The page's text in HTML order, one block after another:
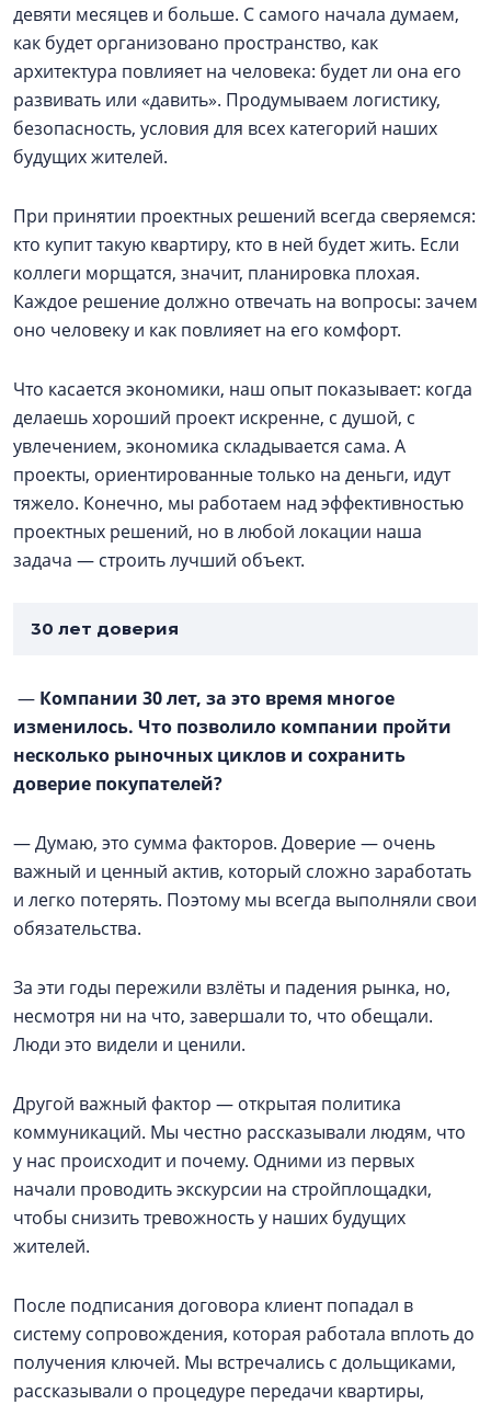
девяти месяцев и больше. С самого начала думаем,
как будет организовано пространство, как
архитектура повлияет на человека: будет ли она его
развивать или «давить». Продумываем логистику,
безопасность, условия для всех категорий наших
будущих жителей.
При принятии проектных решений всегда сверяемся:
кто купит такую квартиру, кто в ней будет жить. Если
коллеги морщатся, значит, планировка плохая.
Каждое решение должно отвечать на вопросы: зачем
оно человеку и как повлияет на его комфорт.
Что касается экономики, наш опыт показывает: когда
делаешь хороший проект искренне, с душой, с
увлечением, экономика складывается сама. А
проекты, ориентированные только на деньги, идут
тяжело. Конечно, мы работаем над эффективностью
проектных решений, но в любой локации наша
задача — строить лучший объект.
30 лет доверия
— Компании 30 лет, за это время многое
изменилось. Что позволило компании пройти
несколько рыночных циклов и сохранить
доверие покупателей?
— Думаю, это сумма факторов. Доверие — очень
важный и ценный актив, который сложно заработать
и легко потерять. Поэтому мы всегда выполняли свои
обязательства.
За эти годы пережили взлёты и падения рынка, но,
несмотря ни на что, завершали то, что обещали.
Люди это видели и ценили.
Другой важный фактор — открытая политика
коммуникаций. Мы честно рассказывали людям, что
у нас происходит и почему. Одними из первых
начали проводить экскурсии на стройплощадки,
чтобы снизить тревожность у наших будущих
жителей.
После подписания договора клиент попадал в
систему сопровождения, которая работала вплоть до
получения ключей. Мы встречались с дольщиками,
рассказывали о процедуре передачи квартиры,